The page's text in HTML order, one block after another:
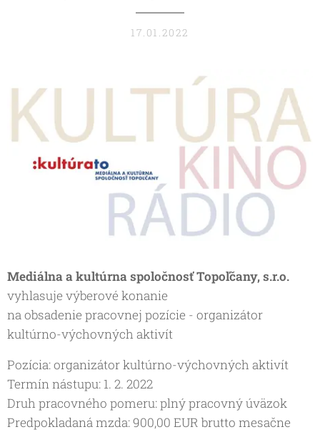
17.01.2022
Mediálna a kultúrna spoločnosť Topoľčany, s.r.o.
vyhlasuje výberové konanie
na obsadenie pracovnej pozície - organizátor
kultúrno-výchovných aktivít
Pozícia: organizátor kultúrno-výchovných aktivít
Termín nástupu: 1. 2. 2022
Druh pracovného pomeru: plný pracovný úväzok
Predpokladaná mzda: 900,00 EUR brutto mesačne